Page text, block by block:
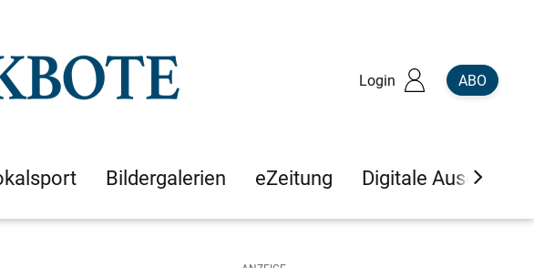
Login ABO
Bildergalerien eZeitung Digitale Ausgaben